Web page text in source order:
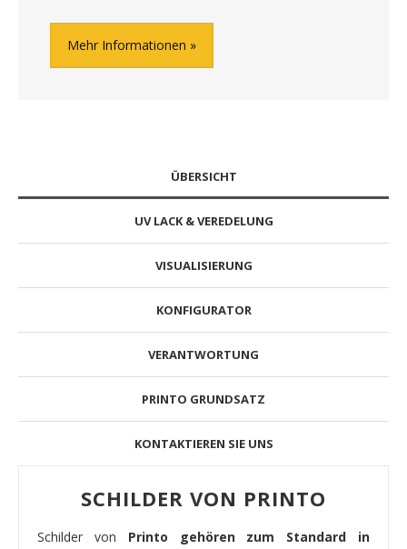
Mehr Informationen
ÜBERSICHT
UV LACK & VEREDELUNG
VISUALISIERUNG
KONFIGURATOR
VERANTWORTUNG
PRINTO GRUNDSATZ
KONTAKTIEREN SIE UNS
SCHILDER VON PRINTO
Schilder von Printo gehören zum Standard in